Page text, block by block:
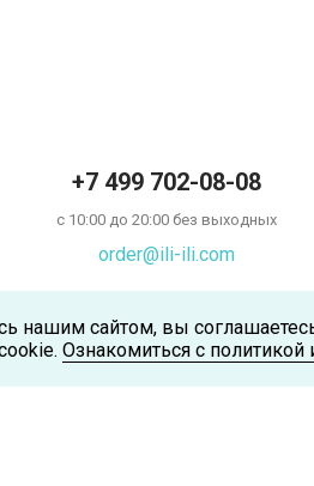
+7 499 702-08-08
с 10:00 до 20:00 без выходных
order@ili-ili.com
нашим сайтом, вы
Ознакомиться с